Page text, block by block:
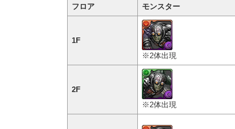
フロア モンスター
1F
※2体出現
2F
※2体出現